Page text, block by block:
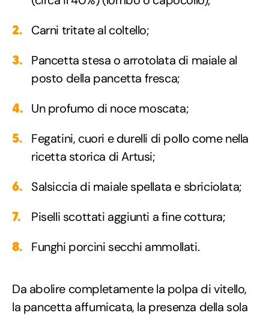
Carni tritate al coltello;
Pancetta stesa o arrotolata di maiale al
posto della pancetta fresca;
Un profumo di noce moscata;
Fegatini, cuori e durelli di pollo come nella
ricetta storica di Artusi;
Salsiccia di maiale spellata e sbriciolata;
Piselli scottati aggiunti a fine cottura;
Funghi porcini secchi ammollati.
Da abolire completamente la polpa di vitello,
la pancetta affumicata, la presenza della sola